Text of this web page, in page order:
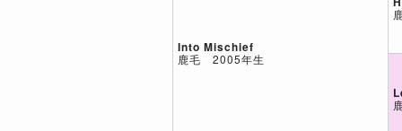
Into Mischief
鹿毛 2005年生